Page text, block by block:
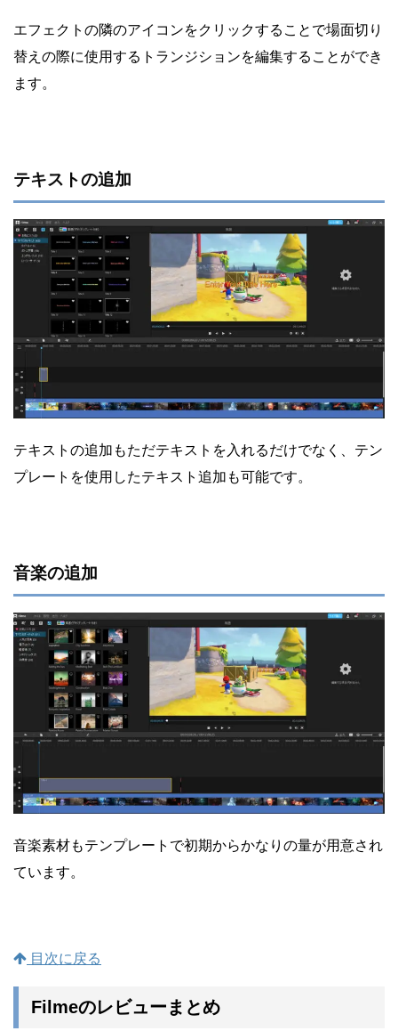
エフェクトの隣のアイコンをクリックすることで場面切り
替えの際に使用するトランジションを編集することができ
ます。
テキストの追加
テキストの追加もただテキストを入れるだけでなく、テン
プレートを使用したテキスト追加も可能です。
音楽の追加
音楽素材もテンプレートで初期からかなりの量が用意され
ています。
目次に戻る
Filmeのレビューまとめ